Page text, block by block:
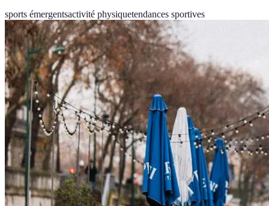
sports émergentsactivité physiquetendances sportives